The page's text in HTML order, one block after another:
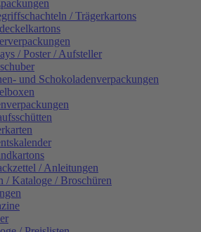
/ Trägerkartons
/ Poster / Aufsteller
und Schokoladenverpackungen
/ Anleitungen
/ Kataloge / Broschüren